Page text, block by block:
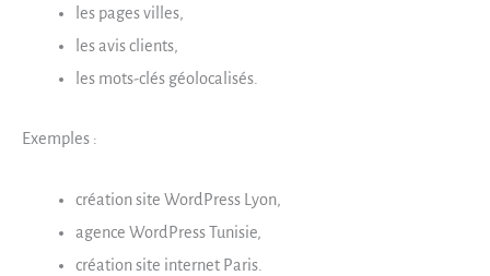
les pages villes,
les avis clients,
les mots-clés géolocalisés.
Exemples :
création site WordPress Lyon,
agence WordPress Tunisie,
création site internet Paris.